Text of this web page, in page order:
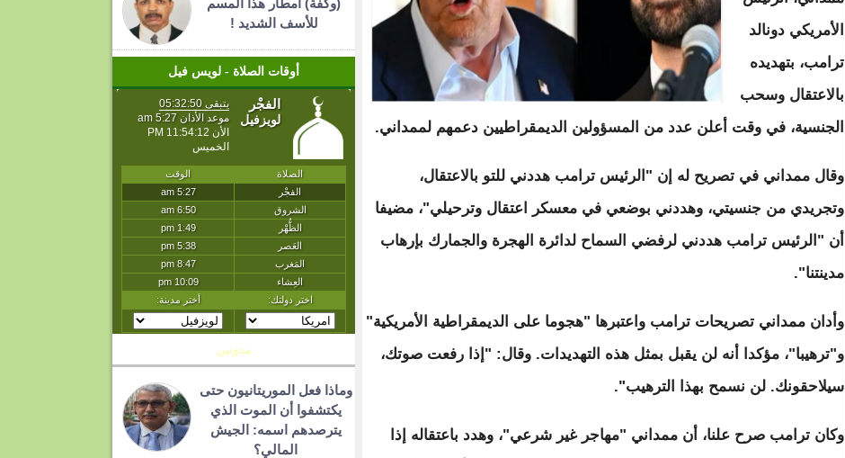
الأمريكي دونالد
ترامب، بتهديده
بالاعتقال وسحب
الجنسية، في وقت أعلن عدد من المسؤولين الديمقراطيين دعمهم لممداني.
وقال ممداني في تصريح له إن "الرئيس ترامب هددني للتو بالاعتقال،
وتجريدي من جنسيتي، وهددني بوضعي في معسكر اعتقال وترحيلي"، مضيفا
أن "الرئيس ترامب هددني لرفضي السماح لدائرة الهجرة والجمارك بإرهاب
مدينتنا".
وأدان ممداني تصريحات ترامب واعتبرها "هجوما على الديمقراطية الأمريكية"
و"ترهيبا"، مؤكدا أنه لن يقبل بمثل هذه التهديدات. وقال: "إذا رفعت صوتك،
سيلاحقونك. لن نسمح بهذا الترهيب".
وكان ترامب صرح علنا، أن ممداني "مهاجر غير شرعي"، وهدد باعتقاله إذا
(وگفة) أمطار هذا المسم
للأسف الشديد !
أوقات الصلاة - لويس فيل
مدونين
وماذا فعل الموريتانيون حتى
يكتشفوا أن الموت الذي
يترصدهم اسمه: الجيش
المالي؟